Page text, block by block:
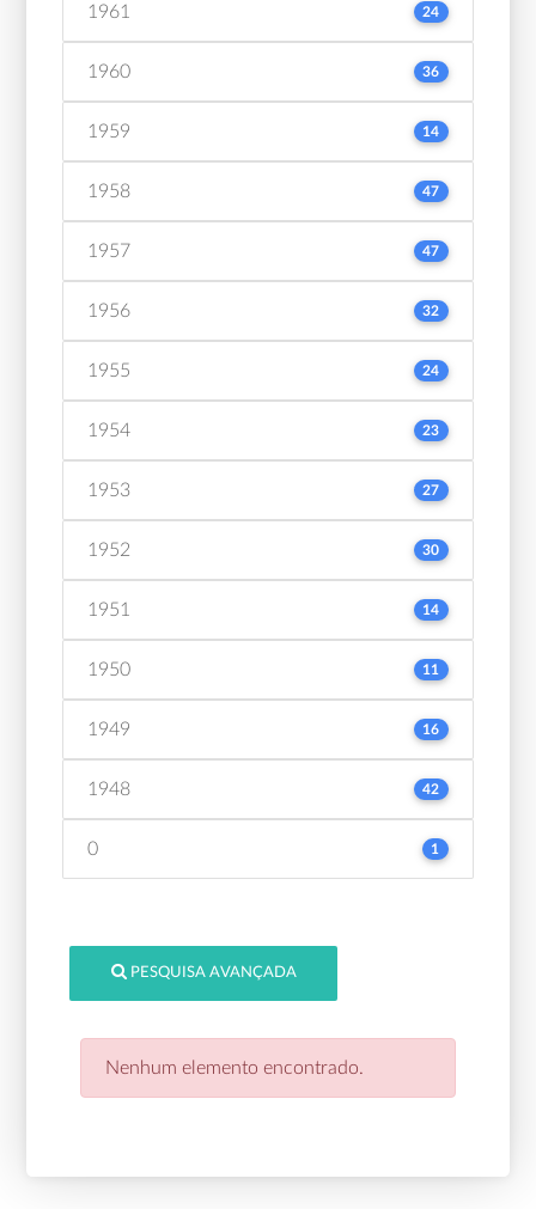
1961 24
1960 36
1959 14
1958 47
1957 47
1956 32
1955 24
1954 23
1953 27
1952 30
1951 14
1950 11
1949 16
1948 42
0 1
PESQUISA AVANÇADA
Nenhum elemento encontrado.